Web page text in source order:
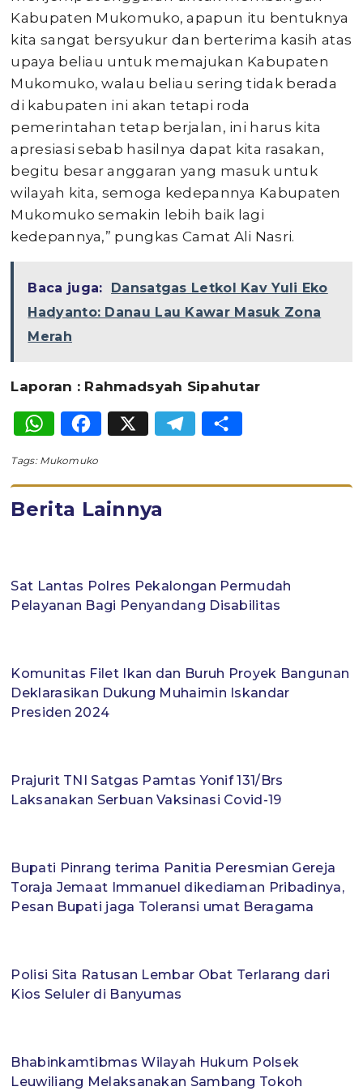
Kabupaten Mukomuko, apapun itu bentuknya
kita sangat bersyukur dan berterima kasih atas
upaya beliau untuk memajukan Kabupaten
Mukomuko, walau beliau sering tidak berada
di kabupaten ini akan tetapi roda
pemerintahan tetap berjalan, ini harus kita
apresiasi sebab hasilnya dapat kita rasakan,
begitu besar anggaran yang masuk untuk
wilayah kita, semoga kedepannya Kabupaten
Mukomuko semakin lebih baik lagi
kedepannya,” pungkas Camat Ali Nasri.
Baca juga:
Dansatgas Letkol Kav Yuli Eko
Hadyanto: Danau Lau Kawar Masuk Zona
Merah
Laporan : Rahmadsyah Sipahutar
WhatsApp
Facebook
X Telegram
Tags: Mukomuko
Berita Lainnya
Sat Lantas Polres Pekalongan Permudah
Pelayanan Bagi Penyandang Disabilitas
Komunitas Filet Ikan dan Buruh Proyek Bangunan
Deklarasikan Dukung Muhaimin Iskandar
Presiden 2024
Prajurit TNI Satgas Pamtas Yonif 131/Brs
Laksanakan Serbuan Vaksinasi Covid-19
Bupati Pinrang terima Panitia Peresmian Gereja
Toraja Jemaat Immanuel dikediaman Pribadinya,
Pesan Bupati jaga Toleransi umat Beragama
Polisi Sita Ratusan Lembar Obat Terlarang dari
Kios Seluler di Banyumas
Bhabinkamtibmas Wilayah Hukum Polsek
Leuwiliang Melaksanakan Sambang Tokoh